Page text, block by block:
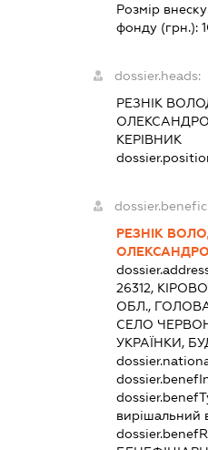
Розмір
фонду (грн.):
dossier.heads:
РЕЗНІК
КЕРІВНИК
РЕЗНІК
26312,
ОБЛ.,
СЕЛО
УКРАЇНКИ,
вирішальний